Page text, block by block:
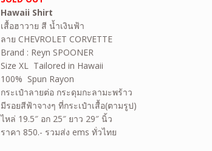
Hawaii Shirt
เสื้อฮาวาย สี น้ำเงินฟ้า
ลาย CHEVROLET CORVETTE
Brand : Reyn SPOONER
Size XL Tailored in Hawaii
100% Spun Rayon
กระเป๋าลายต่อ กระดุมกะลามะพร้าว
มีรอยสีฟ้าจางๆ ที่กระเป๋าเสื้อ(ตามรูป)
ไหล่ 19.5″ อก 25″ ยาว 29″ นิ้ว
ราคา 850.- รวมส่ง ems ทั่วไทย